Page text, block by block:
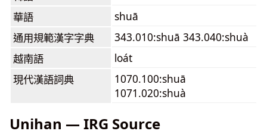
華語
shuā
通用規範漢字字典
343.010:shuā 343.040:shuà
越南語
loát
現代漢語詞典
1070.100:shuā
1071.020:shuà
Unihan — IRG Source